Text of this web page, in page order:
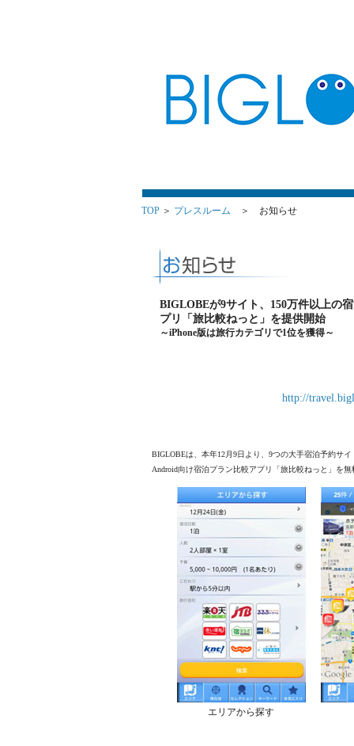
TOP ＞ プレスルーム ＞ お知らせ
BIGLOBEが9サイト、150万件以上の
プリ「旅比較ねっと」を提供開始
～iPhone版は旅行カテゴリで1位を獲得～
http://
BIGLOBEは、本年12月9日より、9つの大手宿泊予約サ
Android向け宿泊プラン比較アプリ「旅比較ねっと」を
エリアから探す